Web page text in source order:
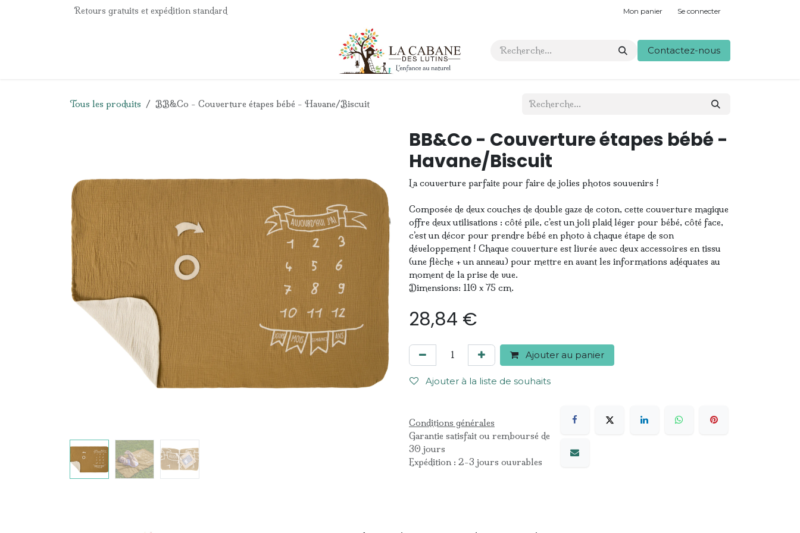
Se rendre au contenuRetours gratuits et expédition standard Mon panier Se connecter
Contact Contactez-nous
Tous les produits BB&Co - Couverture étapes bébé - Havane/Biscuit
BB&Co - Couverture étapes bébé -
Havane/Biscuit
La couverture parfaite pour faire de jolies photos souvenirs !
Composée de deux couches de double gaze de coton, cette couverture magique
offre deux utilisations : côté pile, c’est un joli plaid léger pour bébé, côté face,
c’est un décor pour prendre bébé en photo à chaque étape de son
développement ! Chaque couverture est livrée avec deux accessoires en tissu
(une flèche + un anneau) pour mettre en avant les informations adéquates au
moment de la prise de vue.
Dimensions: 110 x 75 cm.
28,84 €
Ajouter au panier
Ajouter à la liste de souhaits
Conditions générales
Garantie satisfait ou remboursé de
30 jours
Expédition : 2-3 jours ouvrables